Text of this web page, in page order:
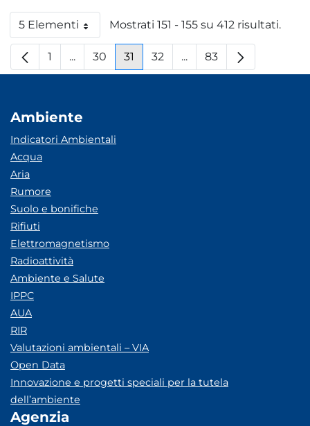
5 ElementiPer paginaMostrati 151 - 155 su 412 risultati.
Pagina
1 ...Pagine intermedie
Pagina
30 Pagina
31 Pagina
32 ...Pagine intermedie
Pagina
83
Ambiente
Indicatori Ambientali
Acqua
Aria
Rumore
Suolo e bonifiche
Rifiuti
Elettromagnetismo
Radioattività
Ambiente e Salute
IPPC
AUA
RIR
Valutazioni ambientali – VIA
Open Data
Innovazione e progetti speciali per la tutela
dell’ambiente
Agenzia